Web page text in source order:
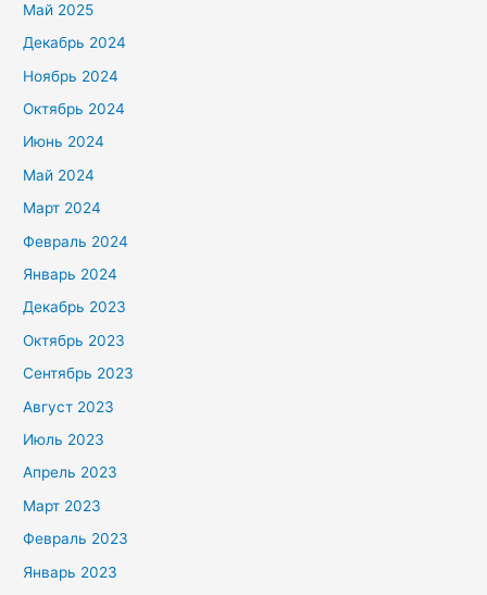
Май 2025
Декабрь 2024
Ноябрь 2024
Октябрь 2024
Июнь 2024
Май 2024
Март 2024
Февраль 2024
Январь 2024
Декабрь 2023
Октябрь 2023
Сентябрь 2023
Август 2023
Июль 2023
Апрель 2023
Март 2023
Февраль 2023
Январь 2023